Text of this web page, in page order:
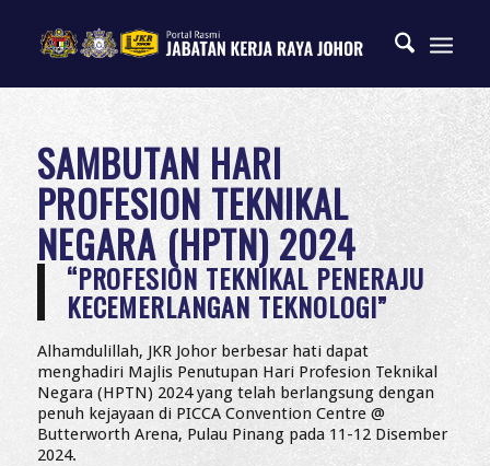
SAMBUTAN HARI
PROFESION TEKNIKAL
NEGARA (HPTN) 2024
“PROFESION TEKNIKAL PENERAJU
KECEMERLANGAN TEKNOLOGI”
Alhamdulillah, JKR Johor berbesar hati dapat
menghadiri Majlis Penutupan Hari Profesion Teknikal
Negara (HPTN) 2024 yang telah berlangsung dengan
penuh kejayaan di PICCA Convention Centre @
Butterworth Arena, Pulau Pinang pada 11-12 Disember
2024.